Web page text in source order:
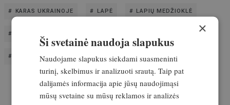
KARAS UKRAINOJE LAPĖ LAPIŲ MEDŽIOKLĖ
MEDŽIOKLINIAI ŠOVINIAI NAKTINIAI TAIKIKLIAI
×
Ši svetainė naudoja slapukus
Naudojame slapukus siekdami suasmeninti
turinį, skelbimus ir analizuoti srautą. Taip pat
dalijamės informacija apie jūsų naudojimąsi
mūsų svetaine su mūsų reklamos ir analizės